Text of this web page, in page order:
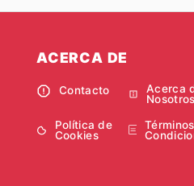
ACERCA DE
Contacto
Acerca
Nosotros
Política de
Cookies